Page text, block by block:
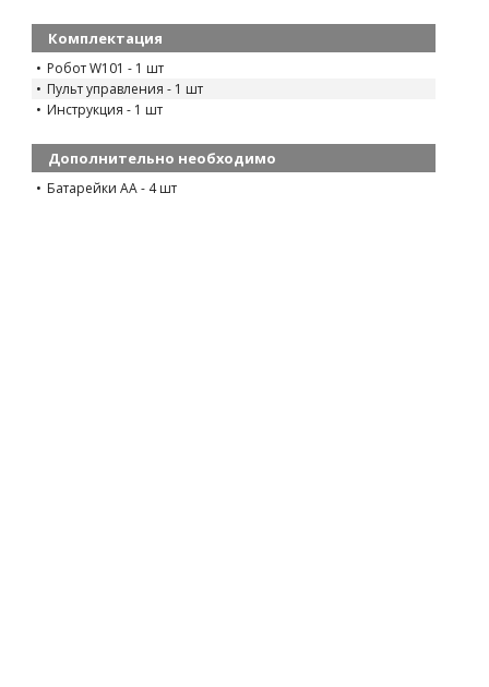
Комплектация
Робот W101 - 1 шт
Пульт управления - 1 шт
Инструкция - 1 шт
Дополнительно необходимо
Батарейки AA - 4 шт